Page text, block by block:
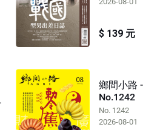
$ 139 元
鄉間小路 -
No.1242
No. 1242
2026-08-01